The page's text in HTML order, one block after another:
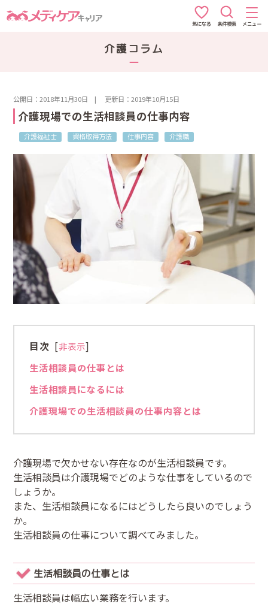
気になる 条件検索 メニュー
介護コラム
公開日：2018年11月30日 |更新日：2019年10月15日
介護現場での生活相談員の仕事内容
介護福祉士 資格取得方法 仕事内容 介護職
目次 [非表示]
生活相談員の仕事とは
生活相談員になるには
介護現場での生活相談員の仕事内容とは
介護現場で欠かせない存在なのが生活相談員です。
生活相談員は介護現場でどのような仕事をしているので
しょうか。
また、生活相談員になるにはどうしたら良いのでしょう
か。
生活相談員の仕事について調べてみました。
生活相談員の仕事とは
生活相談員は幅広い業務を行います。